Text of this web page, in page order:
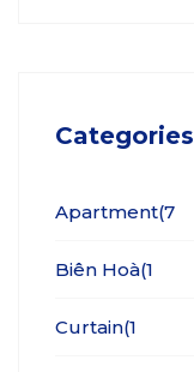
Categories
Apartment(7
Biên Hoà(1
Curtain(1